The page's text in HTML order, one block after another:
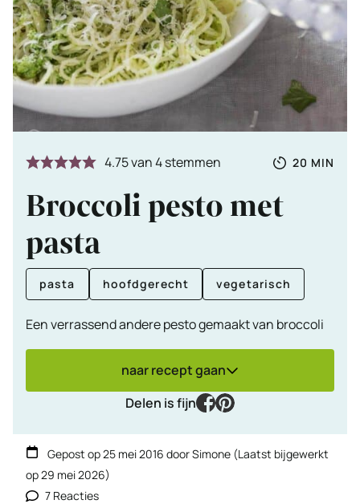
4.75van4stemmen
Totale
20 MIN
Broccoli pesto met
pasta
pasta hoofdgerecht vegetarisch
Een verrassend andere pesto gemaakt van broccoli
naar recept gaan
Delen is fijn
facebook
pinterest
Gepost op25 mei 2016 doorSimone (Laatst bijgewerkt
op29 mei 2026)
7 Reacties